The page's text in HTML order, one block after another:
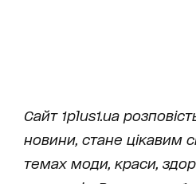
Сайт 1plus1.ua
новини, стане цікавим
темах моди, краси,